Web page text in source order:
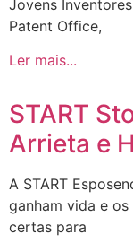
Jovens
Patent Office,
Ler mais...
START
Arrieta e
A START
ganham vida e
certas para